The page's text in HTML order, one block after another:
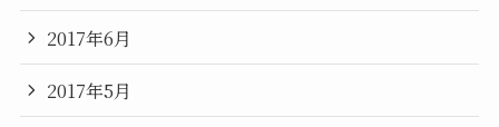
2017年6月
2017年5月